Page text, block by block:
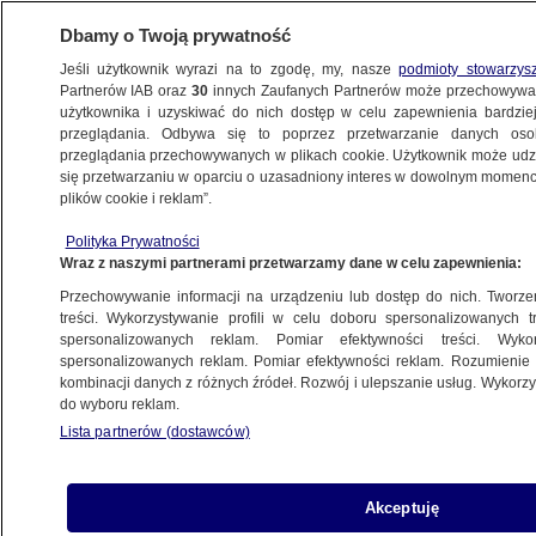
METEO
ŚWIAT
Trąba powietrzna na przerażających
nagraniach
29.04.2024, 10:44
Udostępnij
wybuchające linie energetyczne, gigantyczne
kule gradowe - tak wyglądała trąba powietrzna,
Dbamy o Twoją prywatność
Jeśli użytkownik wyrazi na to zgodę, my, naszepodmioty
Partnerów IAB oraz30 innych Zaufanych Partnerów może
użytkownika i uzyskiwać do nich dostęp w celu zapewnienia
przeglądania. Odbywa się to poprzez przetwarzanie danych
przeglądania przechowywanych w plikach cookie. Użytkownik może
się przetwarzaniu w oparciu o uzasadniony interes w dowolnym
plików cookie i reklam”.
Polityka Prywatności
Wraz z naszymi partnerami przetwarzamy dane w celu zapewnienia:
Przechowywanie informacji na urządzeniu lub dostęp do nich.
treści. Wykorzystywanie profili w celu doboru spersonalizowanych
spersonalizowanych reklam. Pomiar efektywności treści.
spersonalizowanych reklam. Pomiar efektywności reklam.
kombinacji danych z różnych źródeł. Rozwój i ulepszanie usług.
do wyboru reklam.
Lista partnerów (dostawców)
Akceptuję